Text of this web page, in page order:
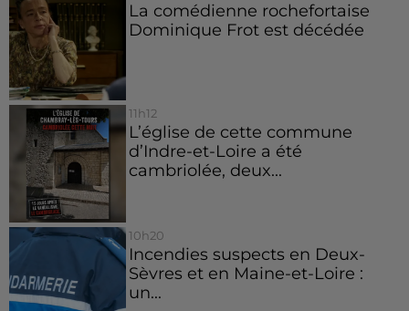
La comédienne rochefortaise
Dominique Frot est décédée
11h12
L’église de cette commune
d’Indre-et-Loire a été
cambriolée, deux...
10h20
Incendies suspects en Deux-
Sèvres et en Maine-et-Loire :
un...